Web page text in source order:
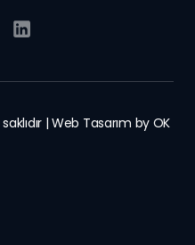
| Web Tasarım by OK